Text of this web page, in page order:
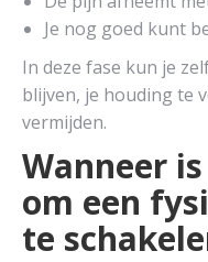
Je nog goed kunt
In deze fase kun je
blijven, je houding te
vermijden.
Wanneer
om een
te